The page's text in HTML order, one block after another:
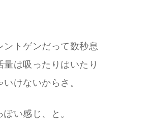
トゲンだって数秒息
は吸ったりはいたり
けないからさ。
い感じ、と。